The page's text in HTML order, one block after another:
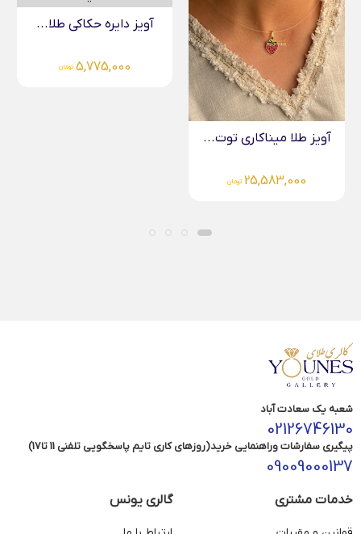
آویز دایره حکاکی طلا...
5,775,000 تومان
دستبند قلب و بال...
2,484,000 تومان
شعبه یک سعادت آباد
02126746130
پیگیری سفارشات وراهنمایی خرید(روزهای کاری تایم پاسخگویی تلفنی 11 تا17)
09009000137
خدمات مشتری گالری یونس